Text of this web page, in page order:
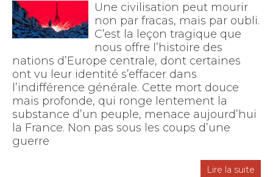
Une civilisation peut mourir
non par fracas, mais par oubli.
C’est la leçon tragique que
nous offre l’histoire des
nations d’Europe centrale, dont certaines
ont vu leur identité s’effacer dans
l’indifférence générale. Cette mort douce
mais profonde, qui ronge lentement la
substance d’un peuple, menace aujourd’hui
la France. Non pas sous les coups d’une
guerre
Lire la suite